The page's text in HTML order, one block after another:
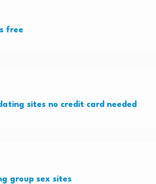
free
sites no credit card needed
group sex sites